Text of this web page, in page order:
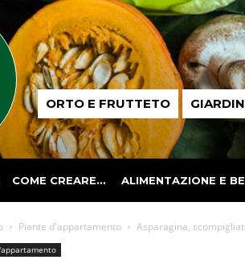
Passione
in ORTO E FRUTTETO
COME CREARE… ALIMENTAZIONE E
Piante d'appartamento Asparagina,